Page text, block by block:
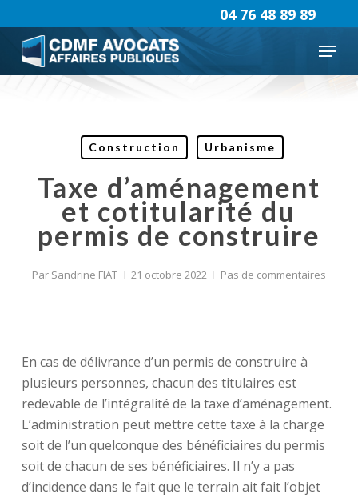
to
main
content
Menu
04 76 48 89 89
Construction Urbanisme
Taxe d’aménagement
et cotitularité du
permis de construire
ParSandrine FIAT 21 octobre 2022 Pas de commentaires
En cas de délivrance d’un permis de construire à
plusieurs personnes, chacun des titulaires est
redevable de l’intégralité de la taxe d’aménagement.
L’administration peut mettre cette taxe à la charge
soit de l’un quelconque des bénéficiaires du permis
soit de chacun de ses bénéficiaires. Il n’y a pas
d’incidence dans le fait que le terrain ait fait l’objet